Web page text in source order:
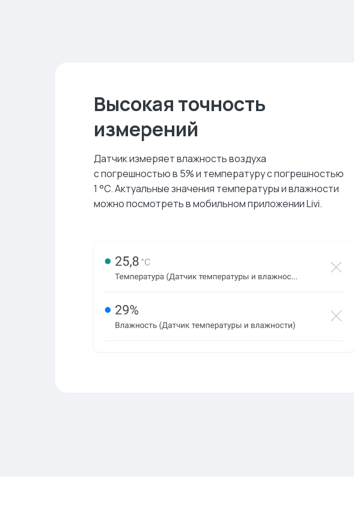
Высокая точность
измерений
Датчик измеряет влажность воздуха
с погрешностью в 5% и температуру с погрешностью
1 °C. Актуальные значения температуры и влажности
можно посмотреть в мобильном приложении Livi.